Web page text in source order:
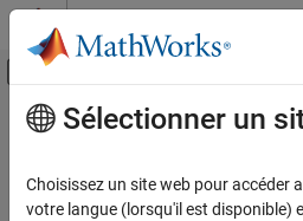
Passer au contenu
Activer/désactiver
Accueil de la documentation
FPGA, ASIC, and SoC Development
Contenu principal
Tolerance Value
Enter the tolerance value based
Sélectionner un
Choisissez un site web pour accéder
votre langue (lorsqu'il est disponible)